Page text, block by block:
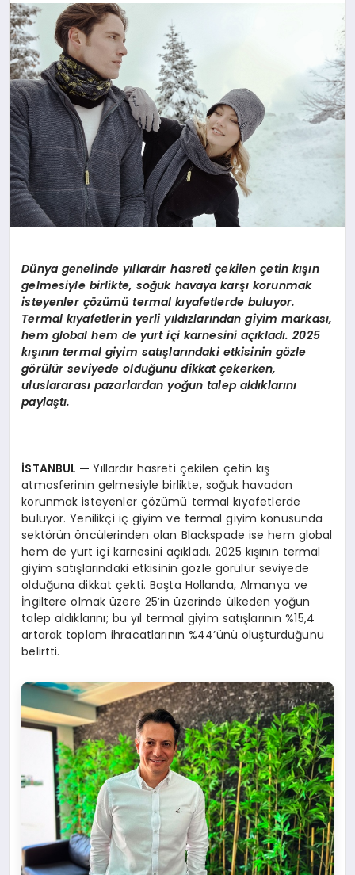
Dünya genelinde yıllardır hasreti çekilen çetin kışın
gelmesiyle birlikte, soğuk havaya karşı korunmak
isteyenler çözümütermal kıyafetlerde buluyor.
Termal kıyafetlerin yerli yıldızlarından giyim markası,
hem global hem de yurt içi karnesini açıkladı. 2025
kışının termal giyim satışlarındaki etkisinin gözle
görülür seviyede olduğunu dikkat çekerken,
uluslararası pazarlardan yoğun talep aldıklarını
paylaştı.
İSTANBUL —Yıllardır hasreti çekilen çetin kış
atmosferinin gelmesiyle birlikte, soğuk havadan
korunmak isteyenler çözümü termal kıyafetlerde
buluyor. Yenilikçi iç giyim ve termal giyim konusunda
sektörün öncülerinden olan Blackspade ise hem global
hem de yurt içi karnesini açıkladı. 2025 kışının termal
giyim satışlarındaki etkisinin gözle görülür seviyede
olduğuna dikkat çekti. Başta Hollanda, Almanya ve
İngiltere olmak üzere 25’in üzerinde ülkeden yoğun
talep aldıklarını; bu yıl termal giyim satışlarının %15,4
artarak toplam ihracatlarının %44’ünü oluşturduğunu
belirtti.